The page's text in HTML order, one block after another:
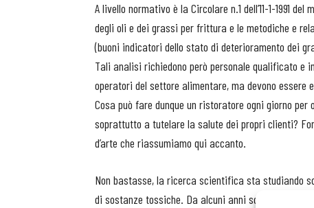
A livello normativo è la Circolare n.1 dell’11-1-1991
degli oli e dei grassi per frittura e le metodiche e
(buoni indicatori dello stato di deterioramento dei
Tali analisi richiedono però personale qualificato e
operatori del settore alimentare, ma devono
Cosa può fare dunque un ristoratore ogni giorno
soprattutto a tutelare la salute dei propri clienti?
d’arte che riassumiamo qui accanto.
Non bastasse, la ricerca scientifica sta studiando
di sostanze tossiche. Da alcuni anni sono in fase di